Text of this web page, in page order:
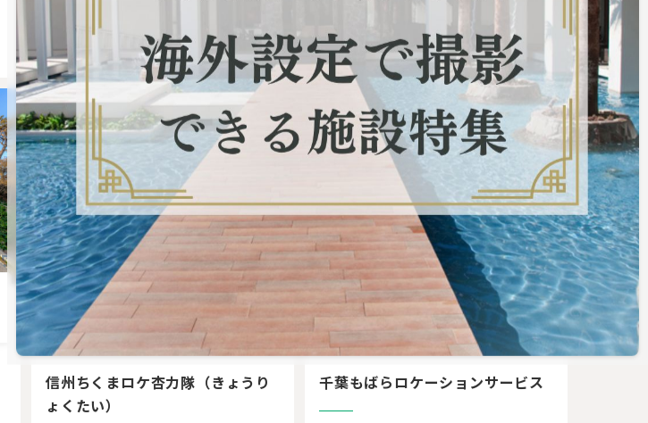
高級感溢れるスポーツクラブ
月曜定休日は全館貸切も可能！
都心から約70分！鉄道や漁港など幅広い
ジャンルに対応
信州ちくまロケ杏力隊（きょうり
ょくたい）
千葉もばらロケーションサービス